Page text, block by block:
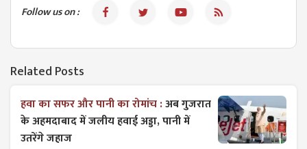
Follow us on :
Related Posts
हवा का सफर और पानी का रोमांच :अब गुजरात
के अहमदाबाद में जलीय हवाई अड्डा, पानी में
उतरेंगे जहाज